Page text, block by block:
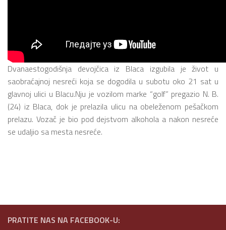
Dvanaestogodišnja devojčica iz Blaca izgubila je život u
saobraćajnoj nesreći koja se dogodila u subotu oko 21 sat u
glavnoj ulici u Blacu.Nju je vozilom marke “golf” pregazio N. B.
(24) iz Blaca, dok je prelazila ulicu na obeleženom pešačkom
prelazu. Vozač je bio pod dejstvom alkohola a nakon nesreće
se udaljio sa mesta nesreće.
PRATITE NAS NA FACEBOOK-U: